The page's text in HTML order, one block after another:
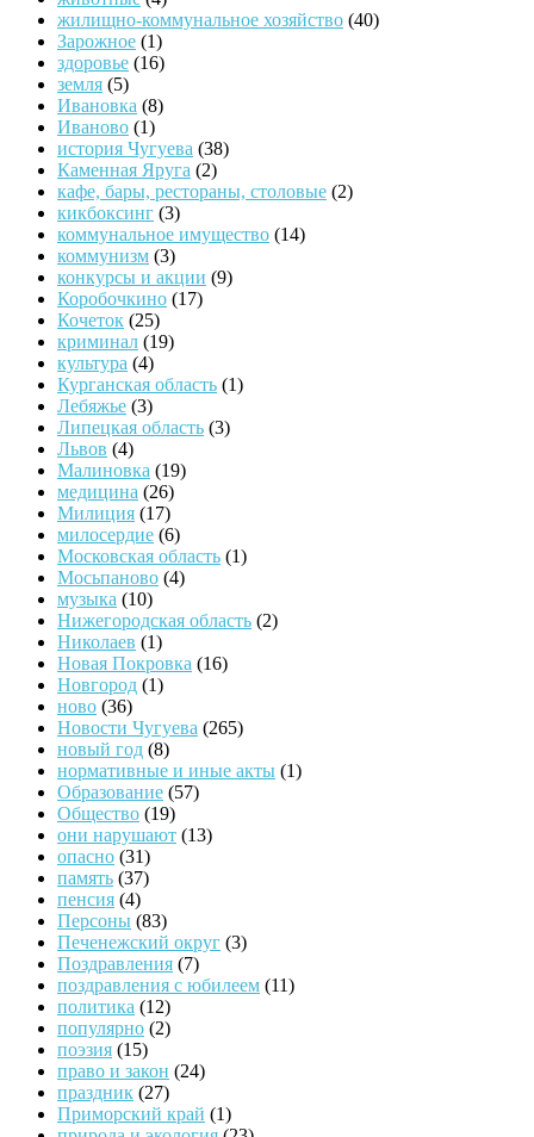
жилищно-коммунальное хозяйство (40)
Зарожное (1)
здоровье (16)
земля (5)
Ивановка (8)
Иваново (1)
история Чугуева (38)
Каменная Яруга (2)
кафе, бары, рестораны, столовые (2)
кикбоксинг (3)
коммунальное имущество (14)
коммунизм (3)
конкурсы и акции (9)
Коробочкино (17)
Кочеток (25)
криминал (19)
культура (4)
Курганская область (1)
Лебяжье (3)
Липецкая область (3)
Львов (4)
Малиновка (19)
медицина (26)
Милиция (17)
милосердие (6)
Московская область (1)
Мосьпаново (4)
музыка (10)
Нижегородская область (2)
Николаев (1)
Новая Покровка (16)
Новгород (1)
ново (36)
Новости Чугуева (265)
новый год (8)
нормативные и иные акты (1)
Образование (57)
Общество (19)
они нарушают (13)
опасно (31)
память (37)
пенсия (4)
Персоны (83)
Печенежский округ (3)
Поздравления (7)
поздравления с юбилеем (11)
политика (12)
популярно (2)
поэзия (15)
право и закон (24)
праздник (27)
Приморский край (1)